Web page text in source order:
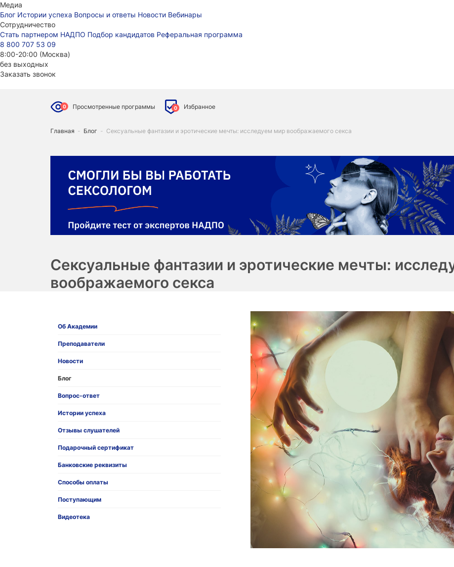
Медиа
Блог Истории успеха Вопросы и ответы Новости Вебинары
Сотрудничество
Стать партнером НАДПО Подбор кандидатов Реферальная программа
8 800 707 53 09
8:00-20:00 (Москва)
без выходных
Заказать звонок
0 Просмотренные программы 0 Избранное
Главная - Блог - Сексуальные фантазии и эротические мечты: исследуем мир воображаемого секса
Сексуальные фантазии и эротические мечты:
воображаемого секса
Об Академии
Преподаватели
Новости
Блог
Вопрос-ответ
Истории успеха
Отзывы слушателей
Подарочный сертификат
Банковские реквизиты
Способы оплаты
Поступающим
Видеотека